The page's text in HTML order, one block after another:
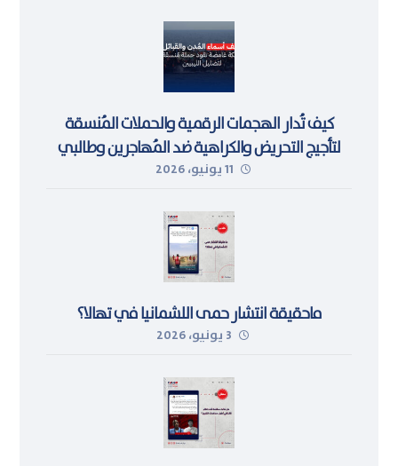
كيف تُدار الهجمات الرقمية والحملات المُنسقة
لتأجيج التحريض والكراهية ضد المُهاجرين وطالبي
اللجوء في ليبيا
11 يونيو، 2026
ماحقيقة انتشار حمى اللشمانيا في تهالا؟
3 يونيو، 2026